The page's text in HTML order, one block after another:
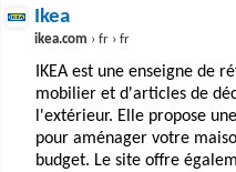
BoConcept et Ligne Roset
enseignes telles que
luxe et le haut de gamme.
apportent leur expertise
des produits
Ikea
ikea.com › fr › fr
IKEA est une enseigne de
mobilier et d'articles de
l'extérieur. Elle propose
pour aménager votre
budget. Le site offre